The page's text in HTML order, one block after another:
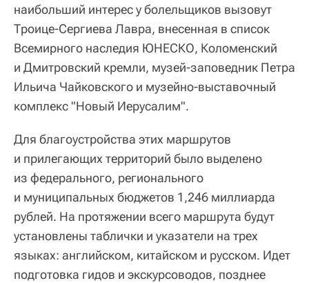
наибольший интерес у болельщиков вызовут
Троице-Сергиева Лавра, внесенная в список
Всемирного наследия ЮНЕСКО, Коломенский
и Дмитровский кремли, музей-заповедник Петра
Ильича Чайковского и музейно-выставочный
комплекс "Новый Иерусалим".
Для благоустройства этих маршрутов
и прилегающих территорий было выделено
из федерального, регионального
и муниципальных бюджетов 1,246 миллиарда
рублей. На протяжении всего маршрута будут
установлены таблички и указатели на трех
языках: английском, китайском и русском. Идет
подготовка гидов и экскурсоводов, позднее